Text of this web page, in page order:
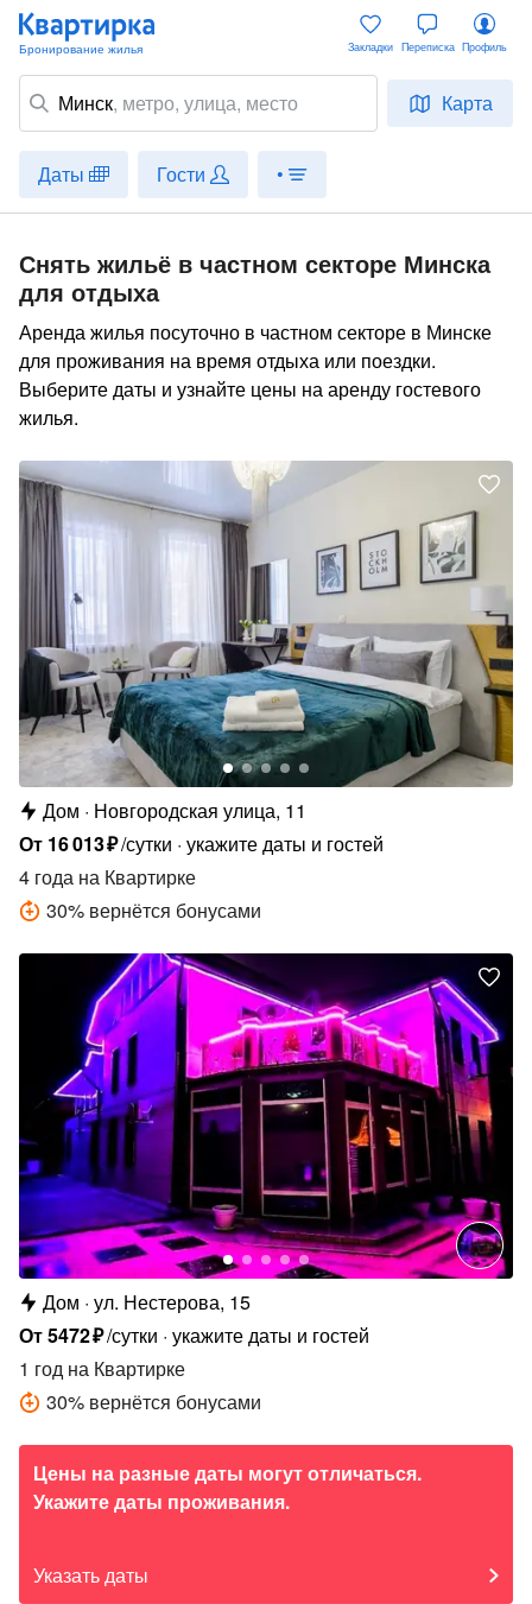
Минск, метро, улица, место Карта
Закладки Переписка Профиль
Даты Гости •
Снять жильё в частном секторе Минска
для отдыха
Аренда жилья посуточно в частном секторе в Минске
для проживания на время отдыха или поездки.
Выберите даты и узнайте цены на аренду гостевого
жилья.
Дом
Новгородская улица, 11
От 16013₽/сутки укажите даты и гостей
4 года на Квартирке
30% вернётся бонусами
Дом ул. Нестерова, 15
От5472₽/сутки укажите даты и гостей
1 год на Квартирке
30% вернётся бонусами
Цены на разные даты могут отличаться.
Укажите даты проживания.
Указать даты